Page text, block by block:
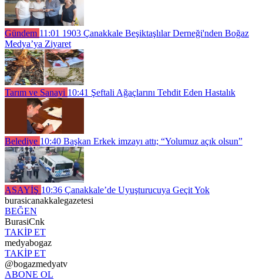
Gündem 11:01 1903 Çanakkale Beşiktaşlılar Derneği'nden Boğaz
Medya’ya Ziyaret
Tarım ve Sanayi 10:41 Şeftali Ağaçlarını Tehdit Eden Hastalık
Belediye 10:40 Başkan Erkek imzayı attı; “Yolumuz açık olsun”
ASAYİŞ 10:36 Çanakkale’de Uyuşturucuya Geçit Yok
burasicanakkalegazetesi
BEĞEN
BurasiCnk
TAKİP ET
medyabogaz
TAKİP ET
@bogazmedyatv
ABONE OL